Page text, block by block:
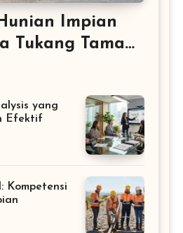
Impian
Tukang Taman
yang
Efektif
Kompetensi